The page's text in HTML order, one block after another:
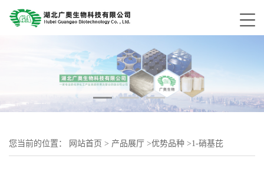
您当前的位置： 网站首页 > 产品展厅 >优势品种 >1-硝基芘